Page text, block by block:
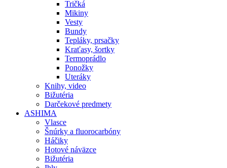
Tričká
Mikiny
Vesty
Bundy
Tepláky, prsačky
Kraťasy, šortky
Termoprádlo
Ponožky
Uteráky
Knihy, video
Bižutéria
Darčekové predmety
ASHIMA
Vlasce
Šnúrky a fluorocarbóny
Háčiky
Hotové náväzce
Bižutéria